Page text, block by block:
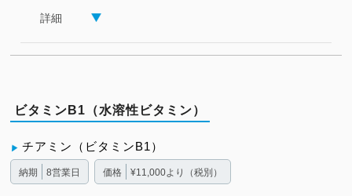
詳細
ビタミンB1（水溶性ビタミン）
チアミン（ビタミンB1）
納期 8営業日 価格 ¥11,000より（税別）